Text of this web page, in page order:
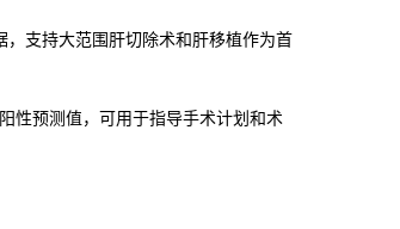
，支持大范围肝切除术和肝移植作为首
性预测值，可用于指导手术计划和术